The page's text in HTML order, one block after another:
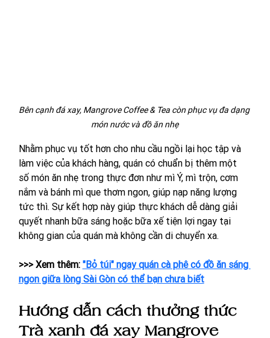
Bên cạnh đá xay, Mangrove Coffee & Tea còn phục vụ đa dạng
món nước và đồ ăn nhẹ
Nhằm phục vụ tốt hơn cho nhu cầu ngồi lại học tập và
làm việc của khách hàng, quán có chuẩn bị thêm một
số món ăn nhẹ trong thực đơn như mì Ý, mì trộn, cơm
nắm và bánh mì que thơm ngon, giúp nạp năng lượng
tức thì. Sự kết hợp này giúp thực khách dễ dàng giải
quyết nhanh bữa sáng hoặc bữa xế tiện lợi ngay tại
không gian của quán mà không cần di chuyển xa.
>>> Xem thêm: "Bỏ túi" ngay quán cà phê có đồ ăn sáng
ngon giữa lòng Sài Gòn có thể bạn chưa biết
Hướng dẫn cách thưởng thức
Trà xanh đá xay Mangrove